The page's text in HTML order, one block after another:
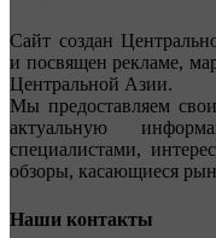
Сайт создан
и посвящен рекламе,
Центральной Азии.
Мы предоставляем
актуальную
специалистами,
обзоры, касающиеся
Наши контакты